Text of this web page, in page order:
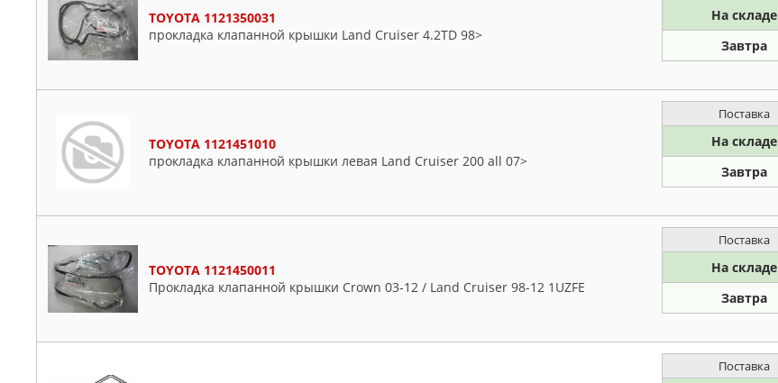
TOYOTA 1121350031
прокладка клапанной крышки Land Cruiser 4.2TD 98>
На складе
Завтра
TOYOTA 1121451010
прокладка клапанной крышки левая Land Cruiser 200 all 07>
Поставка
На складе
Завтра
TOYOTA 1121450011
Прокладка клапанной крышки Crown 03-12 / Land Cruiser 98-12 1UZFE
Поставка
На складе
Завтра
Поставка